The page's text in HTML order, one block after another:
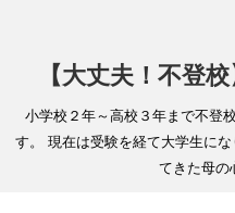
【大丈夫！不登
小学校２年～高校３年まで不登
す。 現在は受験を経て大学生に
てきた母の